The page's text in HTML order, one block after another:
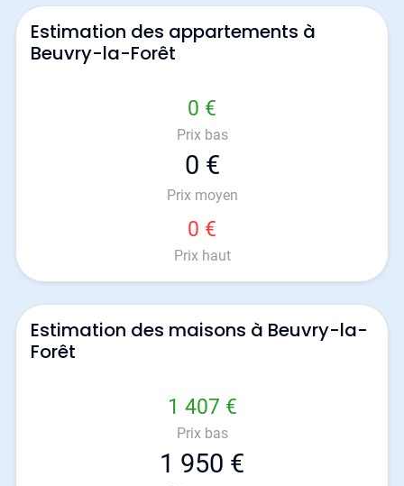
Estimation des appartements à
Beuvry-la-Forêt
0 €
Prix bas
0 €
Prix moyen
0 €
Prix haut
Estimation des maisons à Beuvry-la-
Forêt
1 407 €
Prix bas
1 950 €